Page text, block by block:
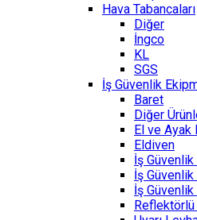
Hava Tabancaları
Diğer
İngco
KL
SGS
İş Güvenlik
Baret
Diğer
El ve Ayak
Eldiven
İş Güvenlik
İş
İş